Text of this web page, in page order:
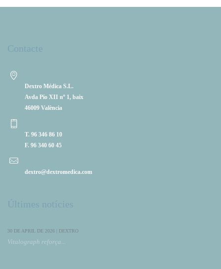
Dextro Médica S.L.
Avda Pío XII nº 1, baix
46009 València
T. 96 346 86 10
F. 96 340 60 45
dextro@dextromedica.com
30 DE APRIL DE 2026 | DEXTRO
Vitalograph reforça...